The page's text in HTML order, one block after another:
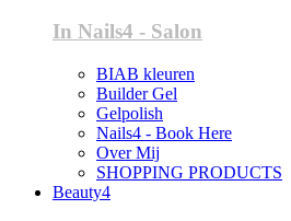
In Nails4 - Salon
BIAB kleuren
Builder Gel
Gelpolish
Nails4 - Book Here
Over Mij
SHOPPING PRODUCTS
Beauty4